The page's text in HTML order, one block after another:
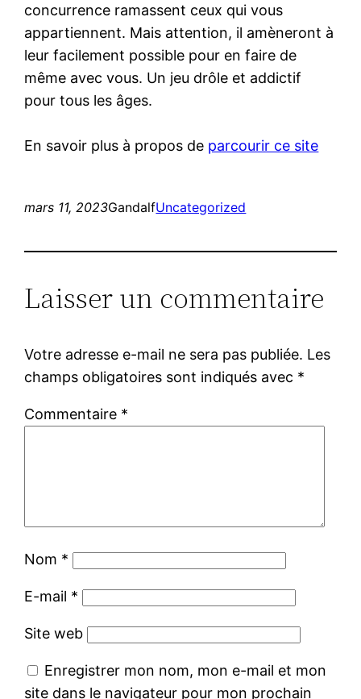
concurrence ramassent ceux qui vous
appartiennent. Mais attention, il amèneront à
leur facilement possible pour en faire de
même avec vous. Un jeu drôle et addictif
pour tous les âges.
En savoir plus à propos de parcourir ce site
mars 11, 2023GandalfUncategorized
Laisser un commentaire
Votre adresse e-mail ne sera pas publiée. Les
champs obligatoires sont indiqués avec *
Commentaire *
Nom *
E-mail *
Site web
Enregistrer mon nom, mon e-mail et mon
site dans le navigateur pour mon prochain